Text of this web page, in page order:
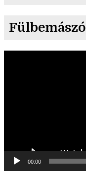
Fülbemászó
00:00